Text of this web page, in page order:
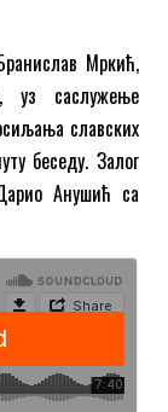
Мркић,
уз саслужење
славских
беседу. Залог
Анушић са